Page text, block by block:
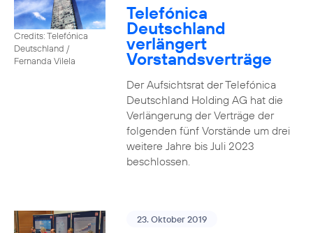
Credits: Telefónica
Deutschland /
Fernanda Vilela
Telefónica
Deutschland
verlängert
Vorstandsverträge
Der Aufsichtsrat der Telefónica
Deutschland Holding AG hat die
Verlängerung der Verträge der
folgenden fünf Vorstände um drei
weitere Jahre bis Juli 2023
beschlossen.
23. Oktober 2019